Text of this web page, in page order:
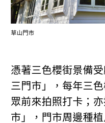
草山門市
憑著三色櫻街景備
三門市」，每年三
眾前來拍照打卡；
市」，門市周邊種